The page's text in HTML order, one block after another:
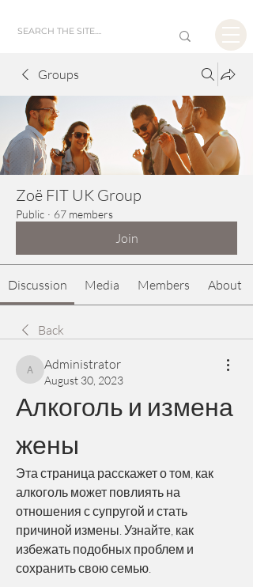
Groups
Zoë FIT UK Group
Public · 67 members
Join
Discussion Media Members About
Back
Administrator
Administrator
August 30, 2023
Алкоголь и измена
жены
Эта страница расскажет о том, как
алкоголь может повлиять на
отношения с супругой и стать
причиной измены. Узнайте, как
избежать подобных проблем и
сохранить свою семью.